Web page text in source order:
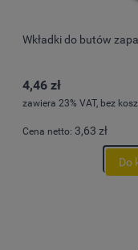
Wkładki do butów
4,46 zł
zawiera 23% VAT, bez
Cena netto: 3,63 zł
Do